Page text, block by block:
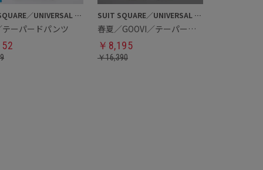
SUIT SQUARE／UNIVERSAL LANGUAGE
ーパードパンツ
SUIT SQUARE／UNIVERSAL LANGUAGE
春夏／GOOVI／テーパードパンツ
￥ 8,195
￥16,390